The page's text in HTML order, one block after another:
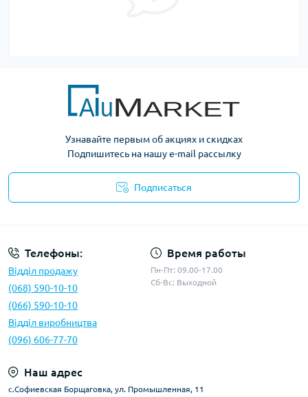
Узнавайте первым об акциях и скидках
Подпишитесь на нашу e-mail рассылку
Подписаться
Телефоны:
Відділ продажу
(068) 590-10-10
(066) 590-10-10
Відділ виробництва
(096) 606-77-70
Время работы
Пн-Пт: 09.00-17.00
Сб-Вс: Выходной
Наш адрес
с.Софиевская Борщаговка, ул. Промышленная, 11